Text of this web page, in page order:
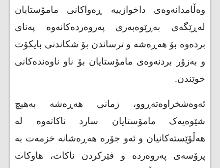
وەڵامدانەوەی داخوازییە ڕەواکانی مامۆستایان
لەڕێگەی بەڕێوەبەری پەروەردەکانەوە پەنای
بردەوە بۆ هەڕەشە و ترساندن بۆ شکاندنی بایکۆت
و بەزۆر بردنەوەی مامۆستایان بۆ ناو ناوەندەکانی
خوێندن.
ئه‌وه‌شخراوه‌ته‌ڕوو، زمانی هەڕەشە بەهیچ
شێوەیەک مامۆستایان سارد ناکاتەوە لە
هەڵۆێستەکانیان و ئەو جۆرە هەڕەشانە خزمەت بە
پرۆسەی پەروەردە و فێرکردن ناکات، هاوکات